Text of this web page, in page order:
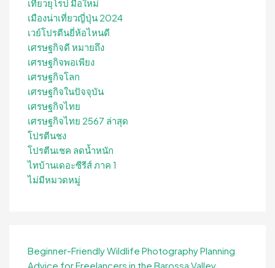
เที่ยวยุโรป มือใหม่
เมืองน่าเที่ยวญี่ปุ่น 2024
เวย์โปรตีนยี่ห้อไหนดี
เศรษฐกิจดี หมายถึง
เศรษฐกิจพอเพียง
เศรษฐกิจโลก
เศรษฐกิจในปัจจุบัน
เศรษฐกิจไทย
เศรษฐกิจไทย 2567 ล่าสุด
โปรตีนชง
โปรตีนเชค ลดน้ำหนัก
ไทบ้านเดอะซีรีส์ ภาค 1
ไม่มีหมวดหมู่
Beginner-Friendly Wildlife Photography Planning
Advice for Freelancers in the Barossa Valley